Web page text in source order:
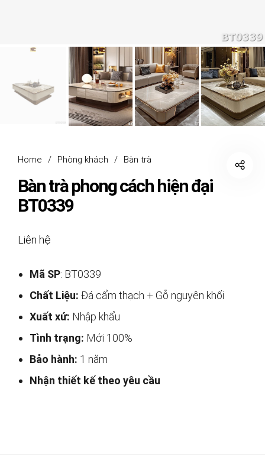
Home / Phòng khách / Bàn trà
Bàn trà phong cách hiện đại
BT0339
Liên hệ
Mã SP: BT0339
Chất Liệu: Đá cẩm thạch + Gỗ nguyên khối
Xuất xứ: Nhập khẩu
Tình trạng: Mới 100%
Bảo hành: 1 năm
Nhận thiết kế theo yêu cầu